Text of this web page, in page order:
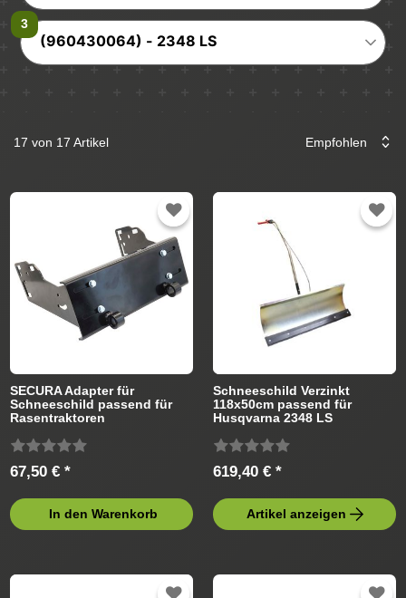
(960430064) - 2348 LS
17 von 17 Artikel
SECURA Adapter für
Schneeschild passend für
Rasentraktoren
67,50 € *
In den Warenkorb
Schneeschild Verzinkt
118x50cm passend für
Husqvarna 2348 LS
619,40 € *
Artikel anzeigen